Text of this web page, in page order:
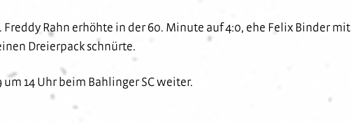
Rahn erhöhte in der 60. Minute auf 4:0, ehe Felix Binder mit
Dreierpack schnürte.
14 Uhr beim Bahlinger SC weiter.